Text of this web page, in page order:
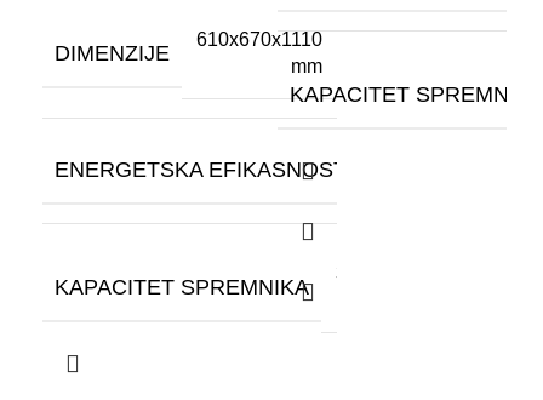
DIMENZIJE
610x670x1110
mm
ENERGETSKA EFIKASNOST
KAPACITET SPREMNIKA
35
KAPACITET SPREMNIKA